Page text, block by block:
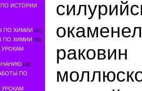
ПО ИСТОРИИ
ПО ХИМИИ [47]
ПО ХИМИИ [30]
УРОКАМ
[24]
ПО
УРОКАМ